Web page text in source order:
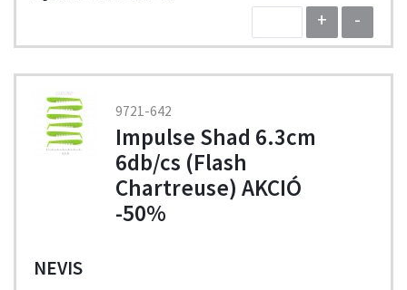
+
-
9721-642
Impulse Shad 6.3cm
6db/cs (Flash
Chartreuse) AKCIÓ
-50%
NEVIS